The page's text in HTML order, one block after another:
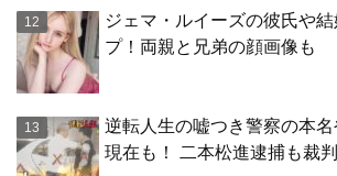
ジェマ・ルイーズの彼氏や
プ！両親と兄弟の顔画像も
逆転人生の嘘つき警察の本
現在も！ 二本松進逮捕も裁